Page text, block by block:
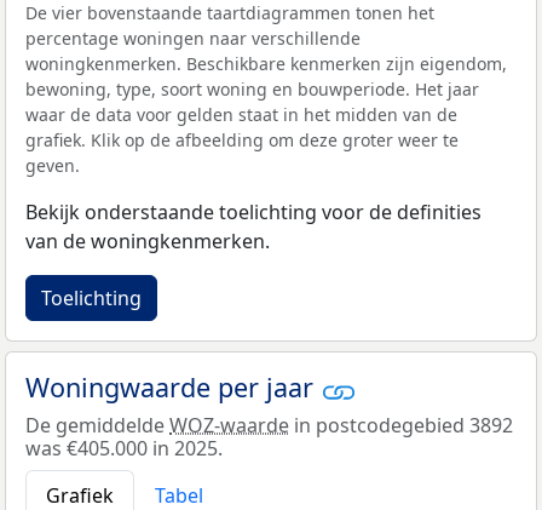
De vier bovenstaande taartdiagrammen tonen het
percentage woningen naar verschillende
woningkenmerken. Beschikbare kenmerken zijn eigendom,
bewoning, type, soort woning en bouwperiode. Het jaar
waar de data voor gelden staat in het midden van de
grafiek. Klik op de afbeelding om deze groter weer te
geven.
Bekijk onderstaande toelichting voor de definities
van de woningkenmerken.
Toelichting
Woningwaarde per jaar
De gemiddeldeWOZ-waarde in postcodegebied 3892
was €405.000 in 2025.
Grafiek
Tabel